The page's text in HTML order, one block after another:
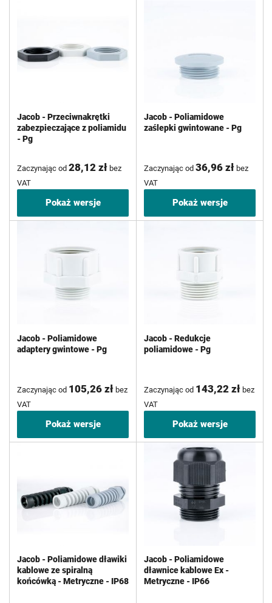
Jacob - Przeciwnakrętki
zabezpieczające z poliamidu
- Pg
Zaczynając od 28,12 zł bez
VAT
Pokaż wersje
Jacob - Poliamidowe
zaślepki gwintowane - Pg
Zaczynając od 36,96 zł bez
VAT
Pokaż wersje
Jacob - Poliamidowe
adaptery gwintowe - Pg
Zaczynając od 105,26 zł bez
VAT
Pokaż wersje
Jacob - Redukcje
poliamidowe - Pg
Zaczynając od 143,22 zł bez
VAT
Pokaż wersje
Jacob - Poliamidowe dławiki
kablowe ze spiralną
końcówką - Metryczne - IP68
Jacob - Poliamidowe
dławnice kablowe Ex -
Metryczne - IP66